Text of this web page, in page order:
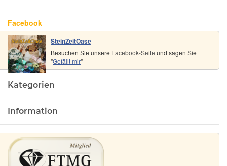
Facebook
SteinZeitOase
Besuchen Sie unsere Facebook-Seite und sagen Sie
"Gefällt mir"
Kategorien
Information